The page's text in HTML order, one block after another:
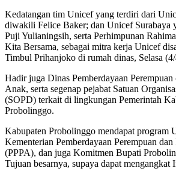
Kedatangan tim Unicef yang terdiri dari
diwakili Felice Baker; dan Unicef Surabaya
Puji Yulianingsih, serta Perhimpunan
Kita Bersama, sebagai mitra kerja Unicef
Timbul Prihanjoko di rumah dinas, Selasa
Hadir juga Dinas Pemberdayaan
Anak, serta segenap pejabat Satuan
(SOPD) terkait di lingkungan Pemerintah
Probolinggo.
Kabupaten Probolinggo mendapat program
Kementerian Pemberdayaan Perempuan
(PPPA), dan juga Komitmen Bupati
Tujuan besarnya, supaya dapat mengangkat